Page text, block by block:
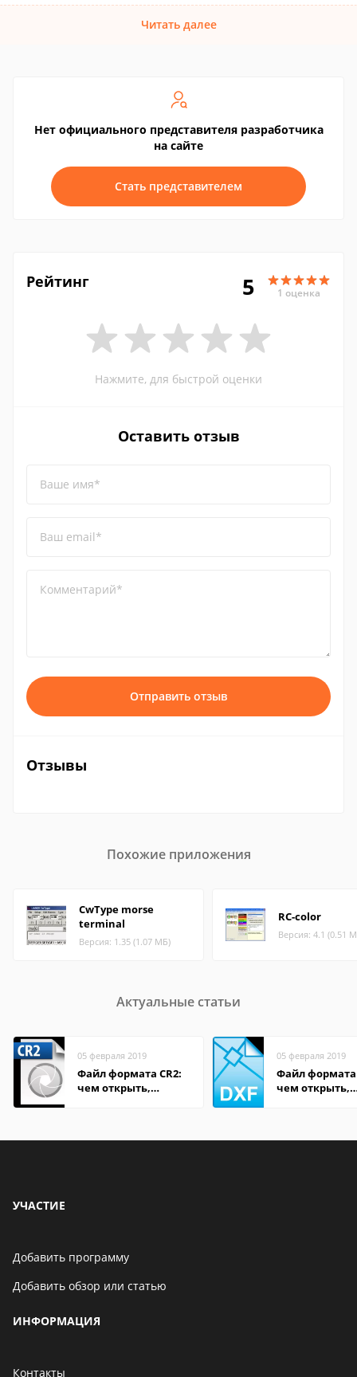
Читать далее
Нет официального представителя разработчика
на сайте
Стать представителем
Рейтинг 5 1 оценка
Нажмите, для быстрой оценки
Оставить отзыв
Ваше имя*
Ваш email*
Комментарий*
Отправить отзыв
Отзывы
Похожие приложения
CwType morse
terminal
Версия: 1.35 (1.07 МБ)
RC-color
Версия: 4.1 (0.51
Актуальные статьи
05 февраля 2019
Файл формата CR2:
чем открыть,
05 февраля 2019
Файл формата
чем открыть,
УЧАСТИЕ
Добавить программу
Добавить обзор или статью
ИНФОРМАЦИЯ
Контакты